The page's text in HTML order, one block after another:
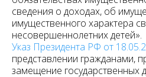
сведения о доходах, об
имущественного характера
несовершеннолетних детей».
Указ Президента РФ от
представлении гражданами,
замещение государственных